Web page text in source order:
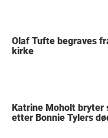
Olaf Tufte begraves
kirke
Katrine Moholt bryter
etter Bonnie Tylers